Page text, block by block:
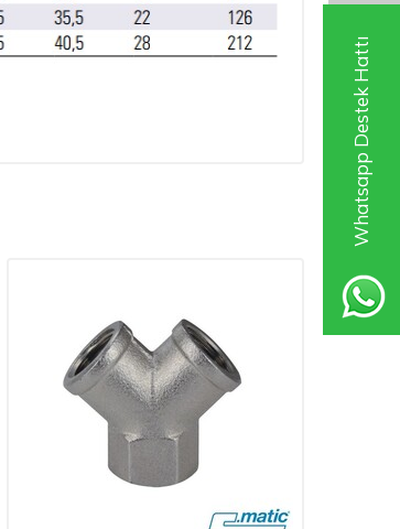
Whatsapp Destek Hattı